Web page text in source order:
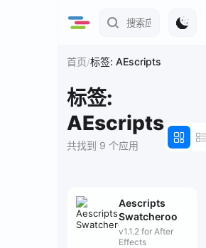
首页/标签: AEscripts
标签:
AEscripts
共找到 9 个应用
Aescripts
Swatcheroo
v1.1.2 for After
Effects